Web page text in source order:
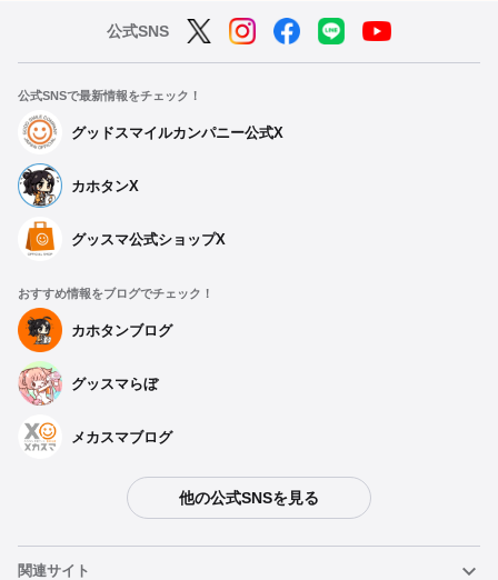
公式SNS
公式SNSで最新情報をチェック！
グッドスマイルカンパニー公式X
カホタンX
グッスマ公式ショップX
おすすめ情報をブログでチェック！
カホタンブログ
グッスマらぼ
メカスマブログ
他の公式SNSを見る
関連サイト